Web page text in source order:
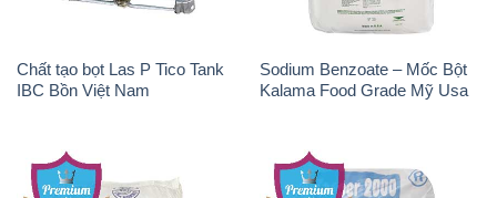
Chất tạo bọt Las P Tico Tank
IBC Bồn Việt Nam
Sodium Benzoate – Mốc Bột
Kalama Food Grade Mỹ Usa